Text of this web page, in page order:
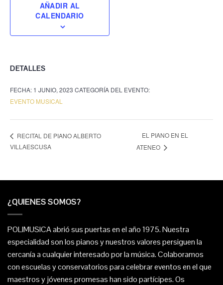
AÑADIR AL
CALENDARIO
DETALLES
FECHA: 1 JUNIO, 2023 CATEGORÍA DEL EVENTO:
EVENTO MUSICAL
RECITAL DE PIANO ALBERTO
VILLAESCUSA
EL PIANO EN EL
ATENEO
¿QUIENES SOMOS?
POLIMUSICA abrió sus puertas en el año 1975. Nuestra
especialidad son los pianos y nuestros valores persiguen la
cercanía a cualquier interesado por la música. Colaboramos
con escuelas y conservatorios para celebrar eventos en el que
maestros y jóvenes promesas han sido partícipes. Os